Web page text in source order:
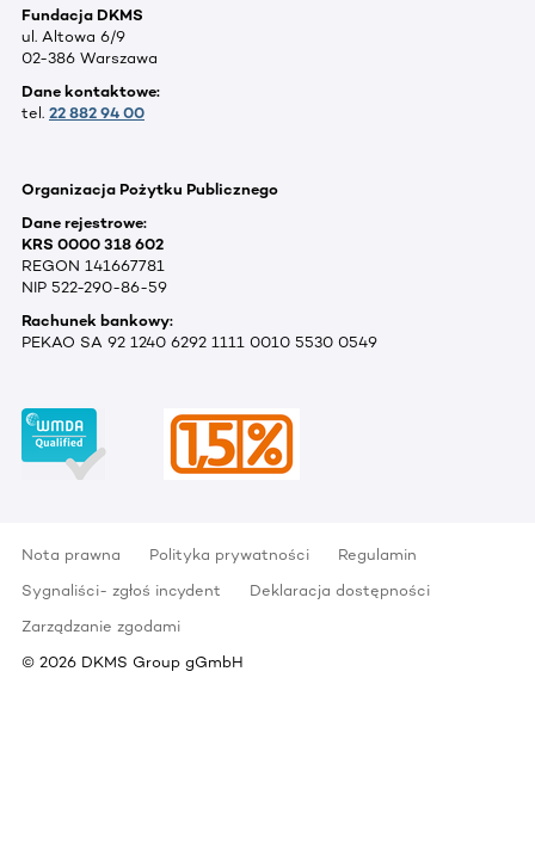
Fundacja DKMS
ul. Altowa 6/9
02-386 Warszawa
Dane kontaktowe:
tel. 22 882 94 00
Organizacja Pożytku Publicznego
Dane rejestrowe:
KRS 0000 318 602
REGON 141667781
NIP 522-290-86-59
Rachunek bankowy:
PEKAO SA 92 1240 6292 1111 0010 5530 0549
Nota prawna Polityka prywatności
Regulamin
Sygnaliści- zgłoś incydent
Deklaracja dostępności
Zarządzanie zgodami
© 2026 DKMS Group gGmbH